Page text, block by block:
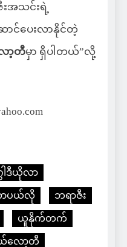
းအသင်းရဲ့
င်ပေးလာနိုင်တဲ့
ာ့တီမှာ ရှိပါတယ်”လို့
ါဒီယိုလာ
ပယ်လို ဘရာဇီး
ယူနိုက်တက်
လော့တီ